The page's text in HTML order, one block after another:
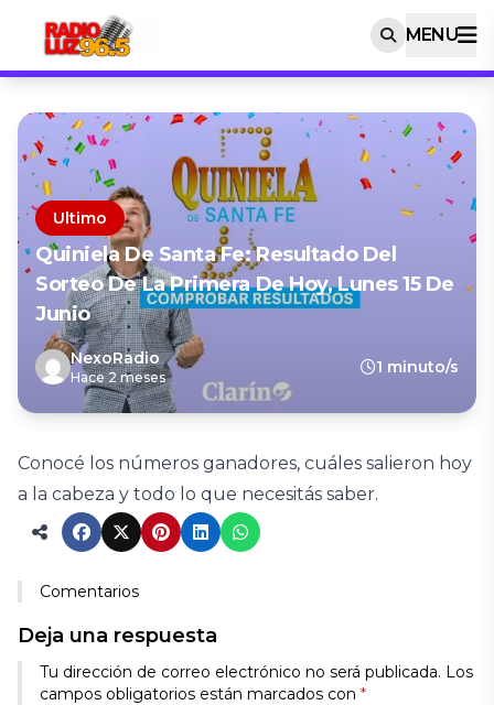
MENU
Ultimo
Quiniela De Santa Fe: Resultado Del
Sorteo De La Primera De Hoy, Lunes 15 De
Junio
NexoRadio
Hace 2 meses
1 minuto/s
Conocé los números ganadores, cuáles salieron hoy
a la cabeza y todo lo que necesitás saber.
Comentarios
Deja una respuesta
Tu dirección de correo electrónico no será publicada. Los
campos obligatorios están marcados con *